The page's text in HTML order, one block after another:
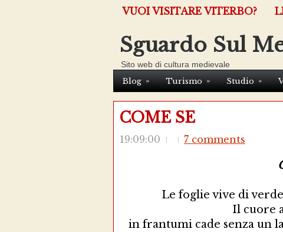
VUOI VISITARE VITERBO?
Sguardo Sul
Sito web di cultura medievale
Blog » Turismo » Studio »
COME SE
19:09:00 7 comments
Le foglie vive di
Il cuore
in frantumi cade senza un